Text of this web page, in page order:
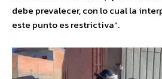
debe prevalecer, con lo cual la
este punto es restrictiva”.